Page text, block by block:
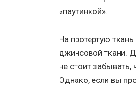
«паутинкой».
На протертую
джинсовой ткани.
не стоит
Однако, если вы